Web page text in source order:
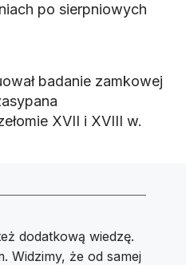
po sierpniowych
badanie zamkowej
XVII i XVIII w.
dodatkową wiedzę.
Widzimy, że od samej